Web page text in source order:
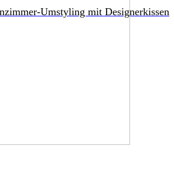
Umstyling mit Designerkissen